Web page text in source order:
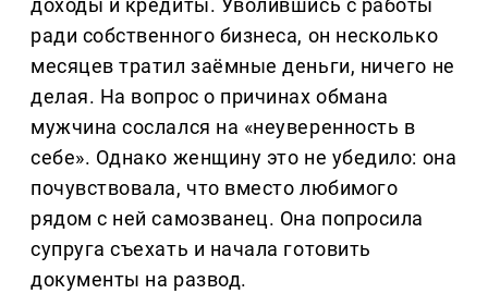
доходы и кредиты. Уволившись с работы
ради собственного бизнеса, он несколько
месяцев тратил заёмные деньги, ничего не
делая. На вопрос о причинах обмана
мужчина сослался на «неуверенность в
себе». Однако женщину это не убедило: она
почувствовала, что вместо любимого
рядом с ней самозванец. Она попросила
супруга съехать и начала готовить
документы на развод.